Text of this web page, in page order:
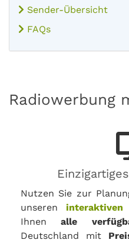
Sender-Übersicht
FAQs
Radiowerbung
Nutzen Sie zur
unseren interaktiven
Ihnenalle
Deutschland mit